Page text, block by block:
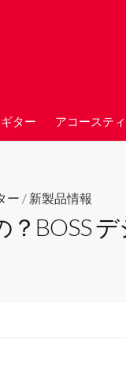
ター アコーステ
ー / 新製品情報
？BOSS